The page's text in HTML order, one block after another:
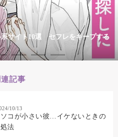
サイト10選 セフレをキープする
連記事
10/13
コが小さい彼…イケないときの
法